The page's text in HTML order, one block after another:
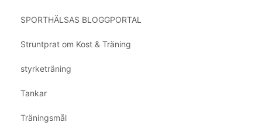
SPORTHÄLSAS BLOGGPORTAL
Struntprat om Kost & Träning
styrketräning
Tankar
Träningsmål